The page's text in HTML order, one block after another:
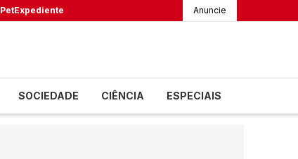
PetExpediente Anuncie
SOCIEDADE CIÊNCIA ESPECIAIS